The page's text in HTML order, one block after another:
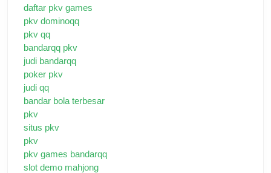
daftar pkv games
pkv dominoqq
pkv qq
bandarqq pkv
judi bandarqq
poker pkv
judi qq
bandar bola terbesar
pkv
situs pkv
pkv
pkv games bandarqq
slot demo mahjong